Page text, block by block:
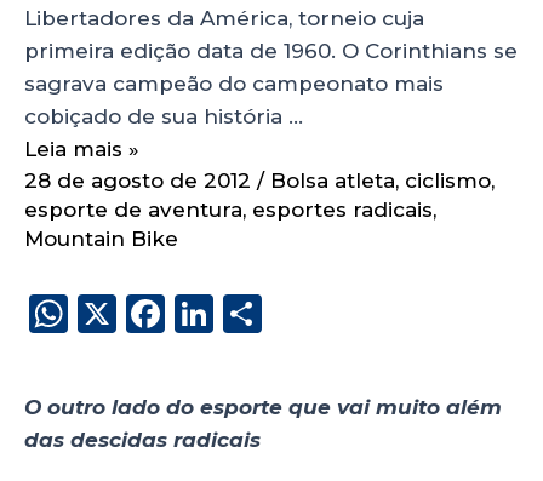
Libertadores da América, torneio cuja
primeira edição data de 1960. O Corinthians se
sagrava campeão do campeonato mais
cobiçado de sua história …
Leia mais »
28 de agosto de 2012 / Bolsa atleta, ciclismo,
esporte de aventura, esportes radicais,
Mountain Bike
W
a
ts
X
F
c
e
Li
k
e
a
re
O outro lado do esporte que vai muito além
das descidas radicais